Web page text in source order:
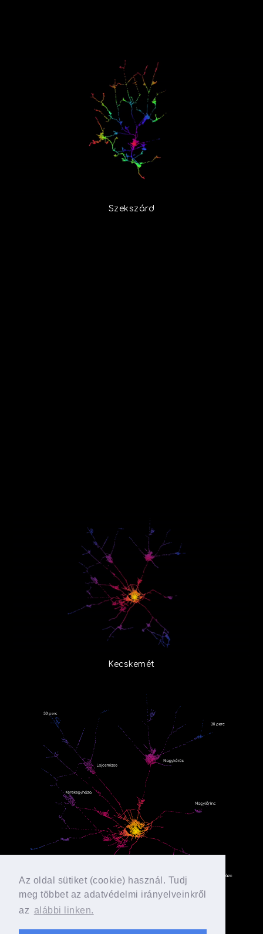
Az oldal sütiket (cookie) használ. Tudj
meg többet az adatvédelmi irányelveinkről
az alábbi linken.
Szekszárd
Kecskemét